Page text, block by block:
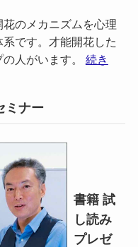
のメカニズムを心理
です。才能開花した
人がいます。 続き
ミナー
書籍 試
し読み
プレゼ